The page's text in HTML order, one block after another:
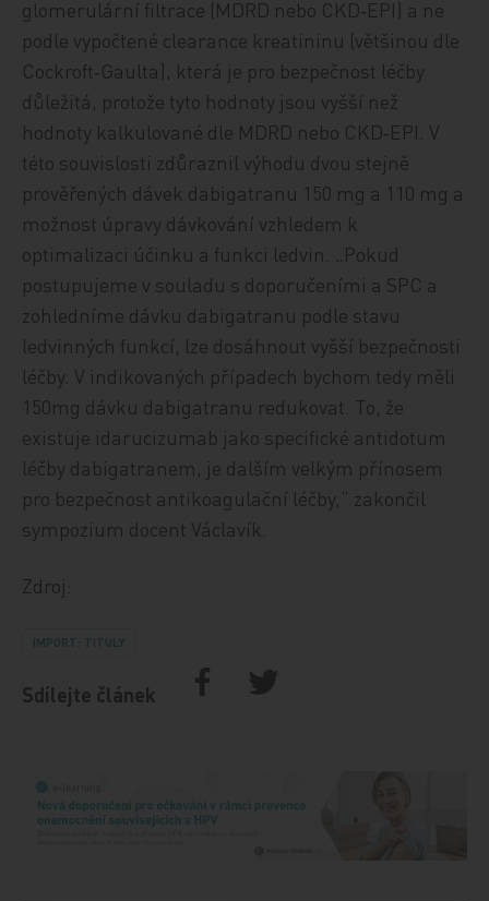
glomerulární filtrace (MDRD nebo CKD‑EPI) a ne
podle vypočtené clearance kreatininu (většinou dle
Cockroft‑Gaulta), která je pro bezpečnost léčby
důležitá, protože tyto hodnoty jsou vyšší než
hodnoty kalkulované dle MDRD nebo CKD‑EPI. V
této souvislosti zdůraznil výhodu dvou stejně
prověřených dávek dabigatranu 150 mg a 110 mg a
možnost úpravy dávkování vzhledem k
optimalizaci účinku a funkci ledvin. „Pokud
postupujeme v souladu s doporučeními a SPC a
zohledníme dávku dabigatranu podle stavu
ledvinných funkcí, lze dosáhnout vyšší bezpečnosti
léčby. V indikovaných případech bychom tedy měli
150mg dávku dabigatranu redukovat. To, že
existuje idarucizumab jako specifické antidotum
léčby dabigatranem, je dalším velkým přínosem
pro bezpečnost antikoagulační léčby,“ zakončil
sympozium docent Václavík.
Zdroj:
IMPORT: TITULY
Sdílejte článek